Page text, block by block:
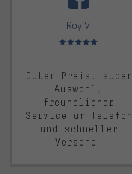
Roy V.
Bewertungen: 5 von 5
Guter Preis, super
Auswahl,
freundlicher
Service am Telefon
und schneller
Versand.